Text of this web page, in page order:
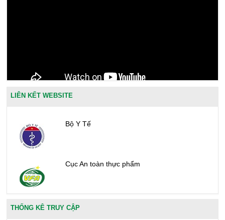
LIÊN KẾT WEBSITE
Bộ Y Tế
Cục An toàn thực phẩm
Văn phòng công nhận chất lượng
THỐNG KÊ TRUY CẬP